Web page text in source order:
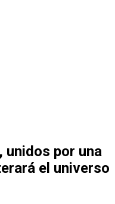
unidos por una
el universo